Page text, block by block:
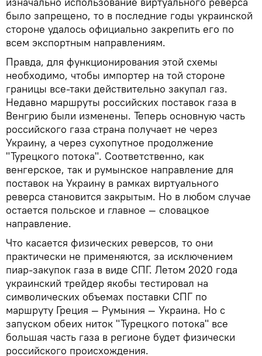
было запрещено, то в последние годы украинской
стороне удалось официально закрепить его по
всем экспортным направлениям.
Правда, для функционирования этой схемы
необходимо, чтобы импортер на той стороне
границы все-таки действительно закупал газ.
Недавно маршруты российских поставок газа в
Венгрию были изменены. Теперь основную часть
российского газа страна получает не через
Украину, а через сухопутное продолжение
"Турецкого потока". Соответственно, как
венгерское, так и румынское направление для
поставок на Украину в рамках виртуального
реверса становится закрытым. Но в любом случае
остается польское и главное — словацкое
направление.
Что касается физических реверсов, то они
практически не применяются, за исключением
пиар-закупок газа в виде СПГ. Летом 2020 года
украинский трейдер якобы тестировал на
символических объемах поставки СПГ по
маршруту Греция — Румыния — Украина. Но с
запуском обеих ниток "Турецкого потока" все
большая часть газа в регионе будет физически
российского происхождения.